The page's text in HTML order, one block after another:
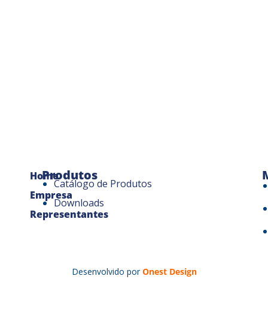
Home
Empresa
Representantes
Produtos
Catálogo de Produtos
Downloads
Desenvolvido por Onest Design